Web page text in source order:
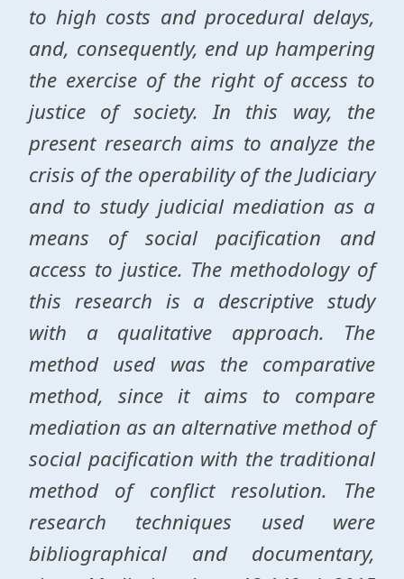
to high costs and procedural delays,
and, consequently, end up hampering
the exercise of the right of access to
justice of society. In this way, the
present research aims to analyze the
crisis of the operability of the Judiciary
and to study judicial mediation as a
means of social pacification and
access to justice. The methodology of
this research is a descriptive study
with a qualitative approach. The
method used was the comparative
method, since it aims to compare
mediation as an alternative method of
social pacification with the traditional
method of conflict resolution. The
research techniques used were
bibliographical and documentary,